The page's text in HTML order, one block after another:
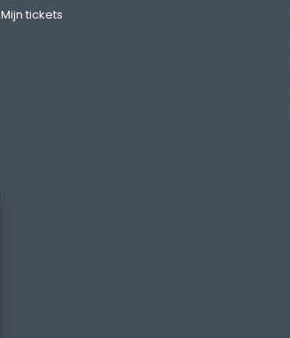
Mijn tickets